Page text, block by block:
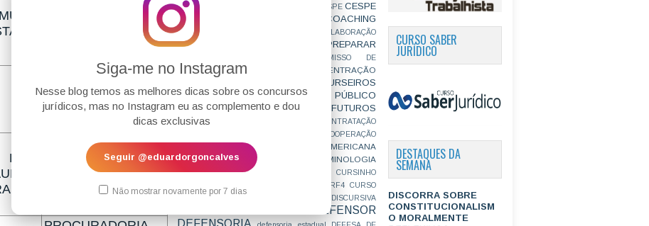
Siga-me no Instagram
Nesse blog temos as melhores dicas sobre os concursos
jurídicos, mas no Instagram eu as complemento e dou
dicas exclusivas
Seguir @eduardorgoncalves
Não mostrar novamente por 7 dias
PROCURADORIA
DA REPÚBLICA NO
MUNICÍPIO DE PAU
DE
PROCURADORIA
DA REPÚBLICA NO
MUNICÍPIO DE
ALTAMIRA - PA
PROCURADORIA
DA REPÚBLICA NO
MUNICÍPIO DE SÃO
RAIMUNDO
JURÍDICAS
CEBRASPE CESPE
CF COACHING
CÓDIGO DE TRÂNSITO BRASILEIRO
COLABORAÇÃO
COMBATE À CORRUPÇÃO
COMO SE PREPARAR
COMPROMISSO DE
AJUSTAMENTO DE CONDUTA
CONCENTRAÇÃO
CONCURSEIROS
CONCURSO
CONCURSO PÚBLICO
CONCURSOS
CONCURSOS FUTUROS
CONCURSOS NÍVEL HARD
CONTRATAÇÃO
COOPERAÇÃO
CORTE INTERAMERICANA
CPC2015
CPI
CRIMINOLOGIA
CRONOGRAMA
CTB CURSINHO
CURSO ESTUDO DE CASO - TRF4
CURSO
PARA A SUBJETIVA
CURSO PROVA DISCURSIVA
DEFENSOR
DEFENSORIA
CURSO SABER
JURÍDICO
DESTAQUES DA
SEMANA
DISCORRA SOBRE
CONSTITUCIONALISM
O MORALMENTE